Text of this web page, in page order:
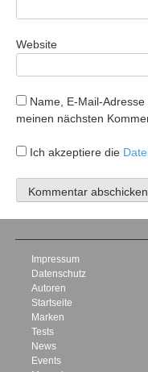
Website
Name, E-Mail-
meinen nächsten
Ich akzeptiere die
Impressum
Datenschutz
Autoren
Startseite
Marken
Tests
News
Events